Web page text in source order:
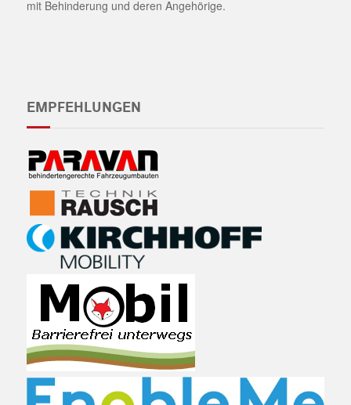
mit Behinderung und deren Angehörige.
EMPFEHLUNGEN